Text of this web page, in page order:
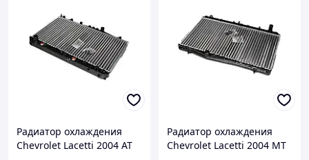
Радиатор охлаждения
Chevrolet Lacetti 2004 AT
Радиатор охлаждения
Chevrolet Lacetti 2004 MT